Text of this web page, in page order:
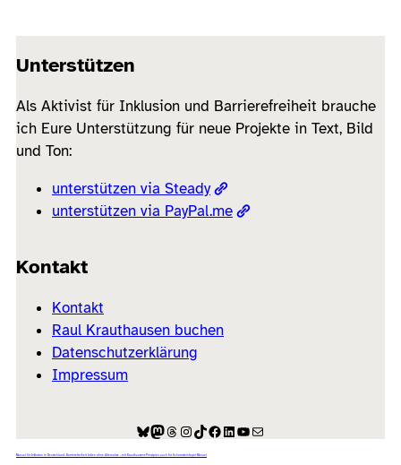
Unterstützen
Als Aktivist für Inklusion und Barrierefreiheit brauche
ich Eure Unterstützung für neue Projekte in Text, Bild
und Ton:
unterstützen via Steady
unterstützen via PayPal.me
Kontakt
Kontakt
Raul Krauthausen buchen
Datenschutzerklärung
Impressum
Bluesky
Mastodon
Threads
Instagram
TikTok
Facebook
LinkedIn
YouTube
E-Mail
Manual für Inklusion in Deutschland: Barrierefreiheit leben ohne Alternative – mit Krauthausens Prinzipien auch für Schornsteinfeger Manuel